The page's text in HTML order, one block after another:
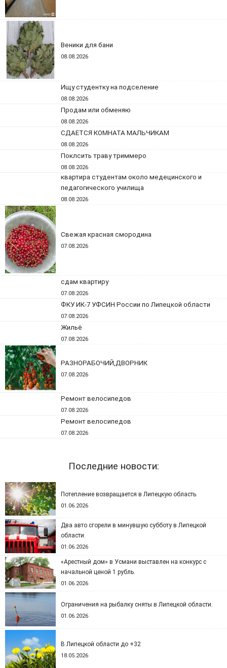
Веники для бани
08.08.2026
Ищу студентку на подселение
08.08.2026
Продам или обменяю
08.08.2026
СДАЕТСЯ КОМНАТА МАЛЬЧИКАМ
08.08.2026
Поклсить траву триммеро
08.08.2026
квартира студентам около медецинского и
педагогического училища
08.08.2026
Свежая красная смородина
07.08.2026
сдам квартиру
07.08.2026
ФКУ ИК-7 УФСИН России по Липецкой области
07.08.2026
Жильё
07.08.2026
РАЗНОРАБОЧИЙ,ДВОРНИК
07.08.2026
Ремонт велосипедов
07.08.2026
Ремонт велосипедов
07.08.2026
Последние новости:
Потепление возвращается в Липецкую область.
01.06.2026
Два авто сгорели в минувшую субботу в Липецкой
области.
01.06.2026
«Арестный дом» в Усмани выставлен на конкурс с
начальной ценой 1 рубль.
01.06.2026
Ограничения на рыбалку сняты в Липецкой области.
01.06.2026
В Липецкой области до +32
18.05.2026